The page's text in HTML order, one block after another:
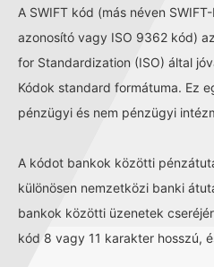
A SWIFT kód (más néven
azonosító vagy ISO 9362 kód)
for Standardization (ISO) által
Kódok standard formátuma. Ez
pénzügyi és nem pénzügyi
A kódot bankok közötti
különösen nemzetközi banki
bankok közötti üzenetek
kód 8 vagy 11 karakter hosszú,